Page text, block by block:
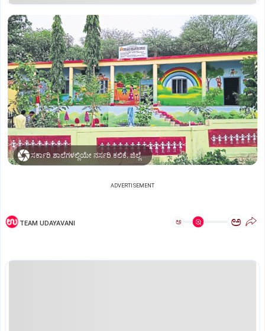
ಸರ್ಕಾರಿ ಶಾಲೆಗಳಲ್ಲಿಯೇ ನರ್ಸರಿ ಕಲಿಕೆ; ಜಿಲ್ಲೆಯಲ್ಲಿ ಕಳೆದ ವರ್ಷ 95 ಶಾಲೆ ಆರಂಭ
ADVERTISEMENT
TEAM UDAYAVANI ಅ ಅ